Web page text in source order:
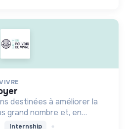
destinées à améliorer la
grand nombre et, en
tout en contribuant à
Internship